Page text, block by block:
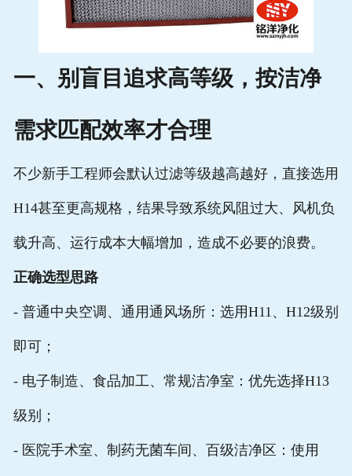
一、别盲目追求高等级，按洁净
需求匹配效率才合理
不少新手工程师会默认过滤等级越高越好，直接选用
H14甚至更高规格，结果导致系统风阻过大、风机负
载升高、运行成本大幅增加，造成不必要的浪费。
正确选型思路
- 普通中央空调、通用通风场所：选用H11、H12级别
即可；
- 电子制造、食品加工、常规洁净室：优先选择H13
级别；
- 医院手术室、制药无菌车间、百级洁净区：使用